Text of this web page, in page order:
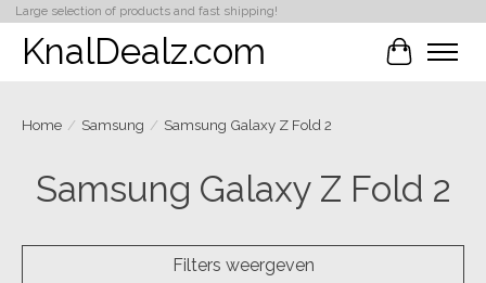
Large selection of products and fast shipping!
KnalDealz.com
Home / Samsung / Samsung Galaxy Z Fold 2
Samsung Galaxy Z Fold 2
Filters weergeven